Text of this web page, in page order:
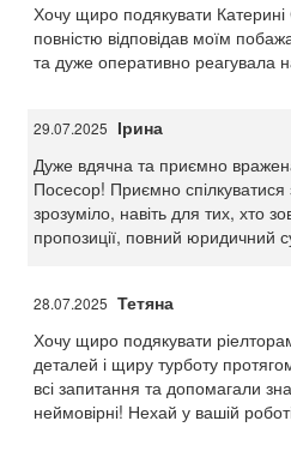
Хочу щиро подякувати Катерині
повністю відповідав моїм
та дуже оперативно
29.07.2025 Ірина
Дуже вдячна та приємно
Посесор! Приємно спілкуватися
зрозуміло, навіть для тих, хто
пропозиції, повний юридичний
28.07.2025 Тетяна
Хочу щиро подякувати
деталей і щиру турботу
всі запитання та допомагали
неймовірні! Нехай у вашій